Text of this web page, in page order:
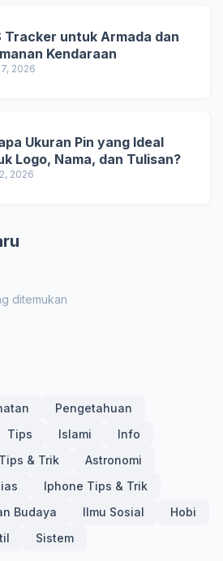
Tracker untuk Armada dan
Kendaraan
2026
Ukuran Pin yang Ideal
Logo, Nama, dan Tulisan?
2026
ditemukan
Pengetahuan
Tips Islami
Info
& Trik
Astronomi
Iphone Tips & Trik
Budaya Ilmu Sosial
Hobi
Sistem